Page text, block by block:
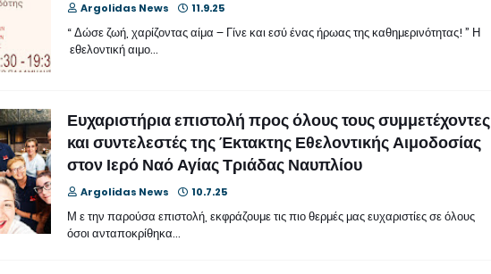
Argolidas News 11.9.25
“ Δώσε ζωή, χαρίζοντας αίμα – Γίνε και εσύ ένας ήρωας της καθημερινότητας! ” Η
εθελοντική αιμο…
Ευχαριστήρια επιστολή προς όλους τους συμμετέχοντες
και συντελεστές της Έκτακτης Εθελοντικής Αιμοδοσίας
στον Ιερό Ναό Αγίας Τριάδας Ναυπλίου
Argolidas News 10.7.25
Μ ε την παρούσα επιστολή, εκφράζουμε τις πιο θερμές μας ευχαριστίες σε όλους
όσοι ανταποκρίθηκα…